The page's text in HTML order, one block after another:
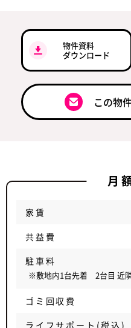
物件資料
ダウンロード
この物
月
家賃
共益費
駐車料
※敷地内1台先着 2台目 近
ゴミ回収費
ライフサポート(税込)